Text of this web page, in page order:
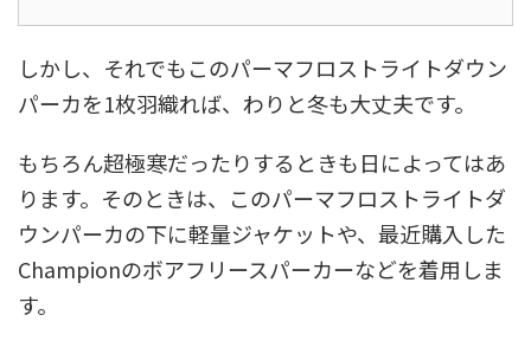
しかし、それでもこのパーマフロストライトダウン
パーカを1枚羽織れば、わりと冬も大丈夫です。
もちろん超極寒だったりするときも日によってはあ
ります。そのときは、このパーマフロストライトダ
ウンパーカの下に軽量ジャケットや、最近購入した
Championのボアフリースパーカーなどを着用しま
す。